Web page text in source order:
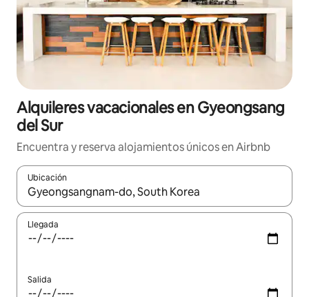
Alquileres vacacionales en Gyeongsang
del Sur
Encuentra y reserva alojamientos únicos en Airbnb
Ubicación
Cuando los resultados estén disponibles, navega con las
Llegada
Salida